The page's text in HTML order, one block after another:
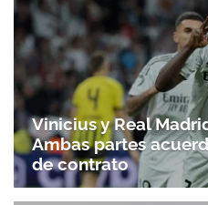
Vinicius y Real
Ambas partes
de contrato